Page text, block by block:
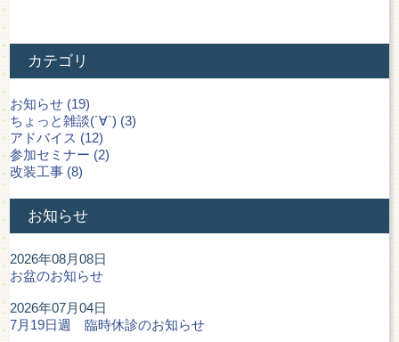
カテゴリ
お知らせ (19)
ちょっと雑談(´∀`) (3)
アドバイス (12)
参加セミナー (2)
改装工事 (8)
お知らせ
2026年08月08日
お盆のお知らせ
2026年07月04日
7月19日週 臨時休診のお知らせ